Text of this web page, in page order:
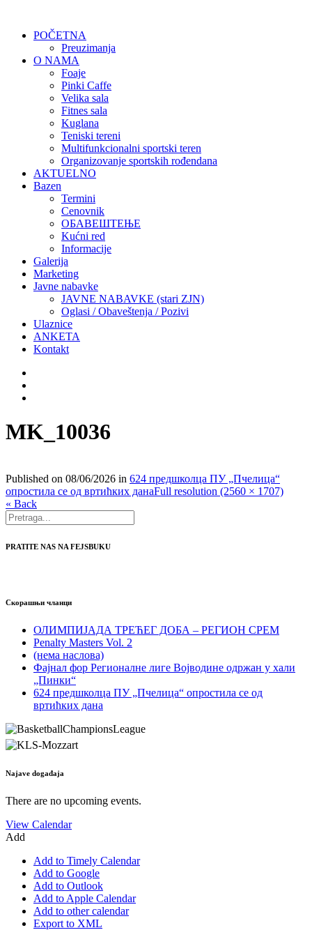
POČETNA
Preuzimanja
O NAMA
Foaje
Pinki Caffe
Velika sala
Fitnes sala
Kuglana
Teniski tereni
Multifunkcionalni sportski teren
Organizovanje sportskih rođendana
AKTUELNO
Bazen
Termini
Cenovnik
ОБАВЕШТЕЊЕ
Kućni red
Informacije
Galerija
Marketing
Javne nabavke
JAVNE NABAVKE (stari ZJN)
Oglasi / Obaveštenja / Pozivi
Ulaznice
ANKETA
Kontakt
MK_10036
Published on 08/06/2026 in 624 предшколца ПУ „Пчелица“
опростила се од вртићких данаFull resolution (2560 × 1707)
« Back
PRATITE NAS NA FEJSBUKU
Скорашњи чланци
ОЛИМПИЈАДА ТРЕЋЕГ ДОБА – РЕГИОН СРЕМ
Penalty Masters Vol. 2
(нема наслова)
Фајнал фор Регионалне лиге Војводине одржан у хали
„Пинки“
624 предшколца ПУ „Пчелица“ опростила се од
вртићких дана
Najave događaja
There are no upcoming events.
View Calendar
Add
Add to Timely Calendar
Add to Google
Add to Outlook
Add to Apple Calendar
Add to other calendar
Export to XML